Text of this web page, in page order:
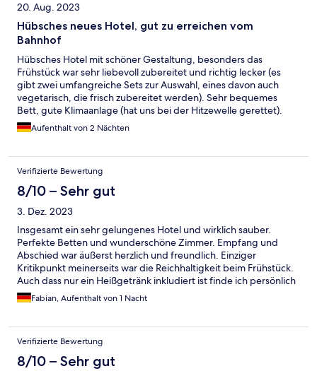
20. Aug. 2023
Hübsches neues Hotel, gut zu erreichen vom
Bahnhof
Hübsches Hotel mit schöner Gestaltung, besonders das
Frühstück war sehr liebevoll zubereitet und richtig lecker (es
gibt zwei umfangreiche Sets zur Auswahl, eines davon auch
vegetarisch, die frisch zubereitet werden). Sehr bequemes
Bett, gute Klimaanlage (hat uns bei der Hitzewelle gerettet).
Self-Checkin ist sehr unkompliziert, sehr gerne wieder! Einziger
Minuspunkt ist vielleicht das Viertel drumherum, die direkte
Bahnhofsviertel an. Fußweg in die Innenstadt dauert ca. 15
Minuten.
Aufenthalt von 2 Nächten
Verifizierte Bewertung
8/10 – Sehr gut
3. Dez. 2023
Insgesamt ein sehr gelungenes Hotel und wirklich sauber.
Perfekte Betten und wunderschöne Zimmer. Empfang und
Abschied war äußerst herzlich und freundlich. Einziger
Kritikpunkt meinerseits war die Reichhaltigkeit beim Frühstück.
Auch dass nur ein Heißgetränk inkludiert ist finde ich persönlich
eher schwach. Hier kann gerne etwas erweitert werden zumal
es Hotels in günstigeren Preisklassen deutlich stärker ausgebaut
Fabian, Aufenthalt von 1 Nacht
Verifizierte Bewertung
8/10 – Sehr gut